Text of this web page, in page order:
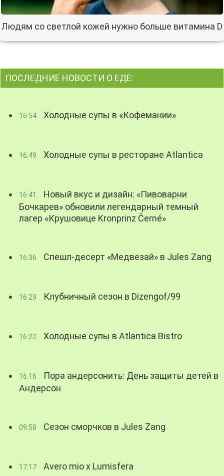
Людям со светлой кожей нужно больше витамина D
ПОСЛЕДНИЕ НОВОСТИ О ЕДЕ:
16:54 Холодные супы в «Кофемании»
16:49 Холодные супы в ресторане Atlantica
16:41
Новый вкус и дизайн: «Пивоварни
Бочкарев» обновили легендарный темный
лагер «Крушовице Kronprinz Černé»
16:36 Спешл-десерт «Медвезай» в Jules Zang
16:29 Клубничный сезон в Dizengof/99
16:22 Холодные супы в Atlantica Bistro
16:16
Пора андерсонить: День защиты детей в
Андерсон
09:58 Сезон сморчков в Jules Zang
17:17 Avero mio x Lumisfera